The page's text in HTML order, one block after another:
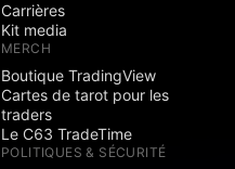
Carrières
Kit media
MERCH
Boutique TradingView
Cartes de tarot pour les
traders
Le C63 TradeTime
POLITIQUES & SÉCURITÉ